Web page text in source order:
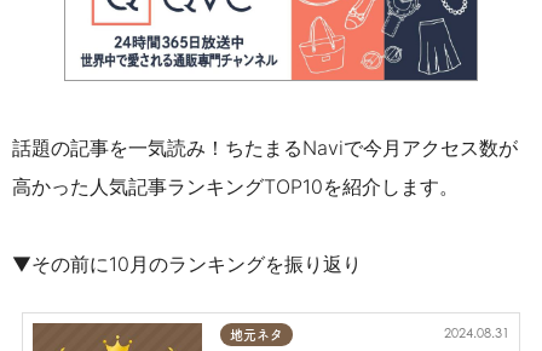
話題の記事を一気読み！ちたまるNaviで今月アクセス数が
高かった人気記事ランキングTOP10を紹介します。
▼その前に10月のランキングを振り返り
地元ネタ 2024.08.31